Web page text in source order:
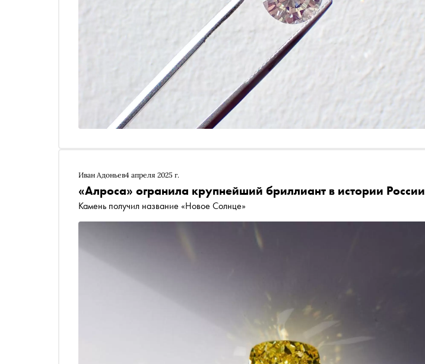
Иван Адоньев4 апреля 2025 г.
«Алроса» огранила крупнейший бриллиант в истории России
Камень получил название «Новое Солнце»